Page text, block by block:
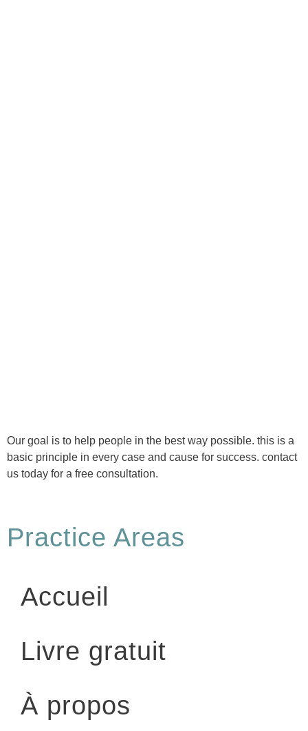
Our goal is to help people in the best way possible. this is a
basic principle in every case and cause for success. contact
us today for a free consultation.
Practice Areas
Accueil
Livre gratuit
À propos